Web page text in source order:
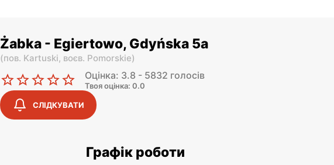
Żabka - Egiertowo, Gdyńska 5a
(пов. Kartuski, воєв. Pomorskie)
Оцінка: 3.8 - 5832 голосів
Твоя оцінка: 0.0
СЛІДКУВАТИ
Графік роботи